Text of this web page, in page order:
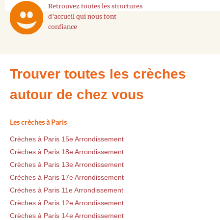
Retrouvez toutes les structures
d'accueil qui nous font
confiance
Trouver toutes les crèches
autour de chez vous
Les crèches à Paris
Crèches à Paris 15e Arrondissement
Crèches à Paris 18e Arrondissement
Crèches à Paris 13e Arrondissement
Crèches à Paris 17e Arrondissement
Crèches à Paris 11e Arrondissement
Crèches à Paris 12e Arrondissement
Crèches à Paris 14e Arrondissement